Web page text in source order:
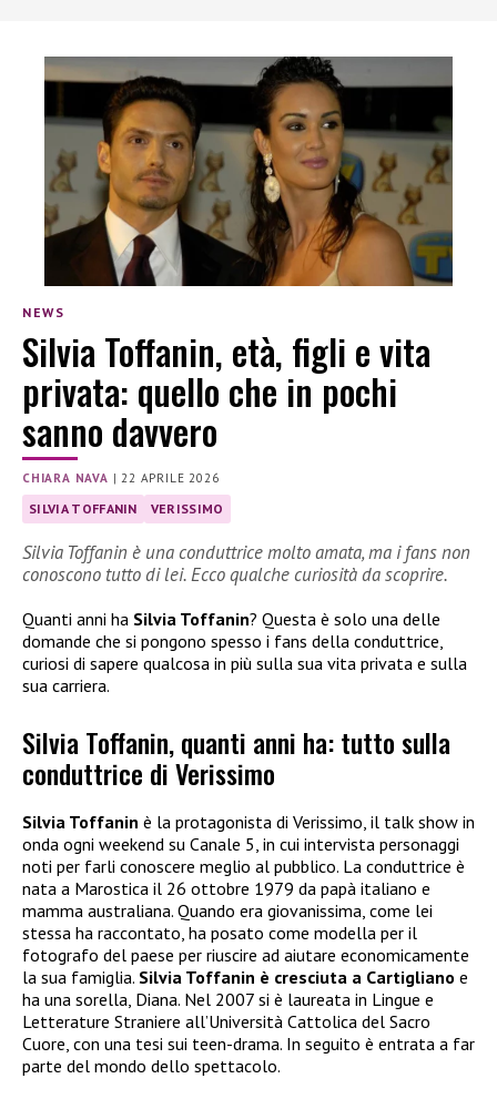
NEWS
Silvia Toffanin, età, figli e vita
privata: quello che in pochi
sanno davvero
CHIARA NAVA | 22 APRILE 2026
SILVIA TOFFANIN VERISSIMO
Silvia Toffanin è una conduttrice molto amata, ma i fans non
conoscono tutto di lei. Ecco qualche curiosità da scoprire.
Quanti anni ha Silvia Toffanin? Questa è solo una delle
domande che si pongono spesso i fans della conduttrice,
curiosi di sapere qualcosa in più sulla sua vita privata e sulla
sua carriera.
Silvia Toffanin, quanti anni ha: tutto sulla
conduttrice di Verissimo
Silvia Toffanin è la protagonista di Verissimo, il talk show in
onda ogni weekend su Canale 5, in cui intervista personaggi
noti per farli conoscere meglio al pubblico. La conduttrice è
nata a Marostica il 26 ottobre 1979 da papà italiano e
mamma australiana. Quando era giovanissima, come lei
stessa ha raccontato, ha posato come modella per il
fotografo del paese per riuscire ad aiutare economicamente
la sua famiglia. Silvia Toffanin è cresciuta a Cartigliano e
ha una sorella, Diana. Nel 2007 si è laureata in Lingue e
Letterature Straniere all’Università Cattolica del Sacro
Cuore, con una tesi sui teen-drama. In seguito è entrata a far
parte del mondo dello spettacolo.